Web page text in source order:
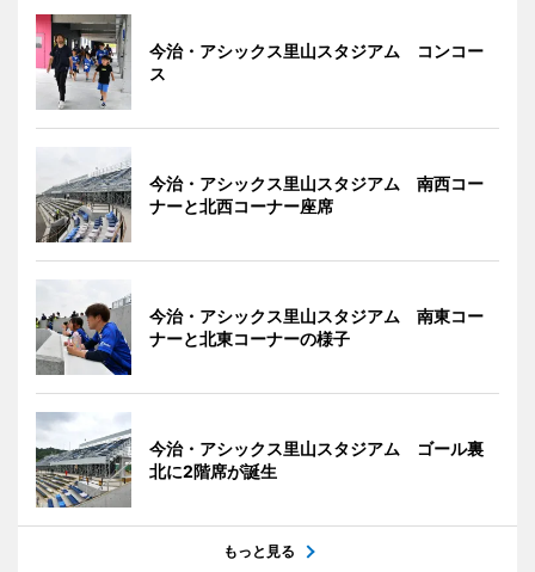
今治・アシックス里山スタジアム コンコー
ス
今治・アシックス里山スタジアム 南西コー
ナーと北西コーナー座席
今治・アシックス里山スタジアム 南東コー
ナーと北東コーナーの様子
今治・アシックス里山スタジアム ゴール裏
北に2階席が誕生
もっと見る